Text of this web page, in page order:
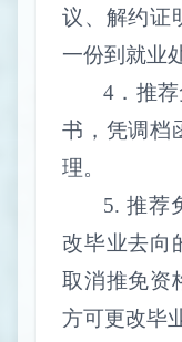
议、解约证
一份到就业
4 ．推
书，凭调档
理。
5. 推荐
改毕业去向
取消推免资
方可更改毕